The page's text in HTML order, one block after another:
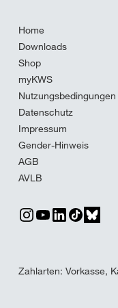
Home
Downloads
Shop
myKWS
Nutzungsbedingungen
Datenschutz
Impressum
Gender-Hinweis
AGB
AVLB
Zahlarten: Vorkasse,